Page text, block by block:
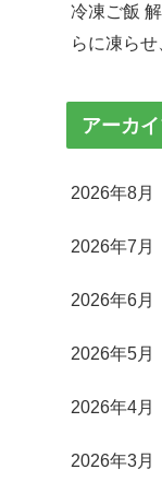
冷凍ご飯
らに凍ら
アーカ
2026年8月
2026年7月
2026年6月
2026年5月
2026年4月
2026年3月